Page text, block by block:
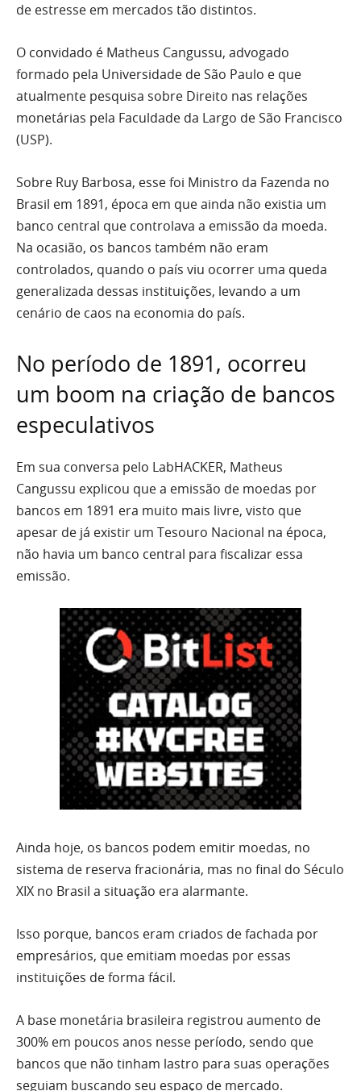
de estresse em mercados tão distintos.
O convidado é Matheus Cangussu, advogado
formado pela Universidade de São Paulo e que
atualmente pesquisa sobre Direito nas relações
monetárias pela Faculdade da Largo de São Francisco
(USP).
Sobre Ruy Barbosa, esse foi Ministro da Fazenda no
Brasil em 1891, época em que ainda não existia um
banco central que controlava a emissão da moeda.
Na ocasião, os bancos também não eram
controlados, quando o país viu ocorrer uma queda
generalizada dessas instituições, levando a um
cenário de caos na economia do país.
No período de 1891, ocorreu
um boom na criação de bancos
especulativos
Em sua conversa pelo LabHACKER, Matheus
Cangussu explicou que a emissão de moedas por
bancos em 1891 era muito mais livre, visto que
apesar de já existir um Tesouro Nacional na época,
não havia um banco central para fiscalizar essa
emissão.
Ainda hoje, os bancos podem emitir moedas, no
sistema de reserva fracionária, mas no final do Século
XIX no Brasil a situação era alarmante.
Isso porque, bancos eram criados de fachada por
empresários, que emitiam moedas por essas
instituições de forma fácil.
A base monetária brasileira registrou aumento de
300% em poucos anos nesse período, sendo que
bancos que não tinham lastro para suas operações
seguiam buscando seu espaço de mercado.